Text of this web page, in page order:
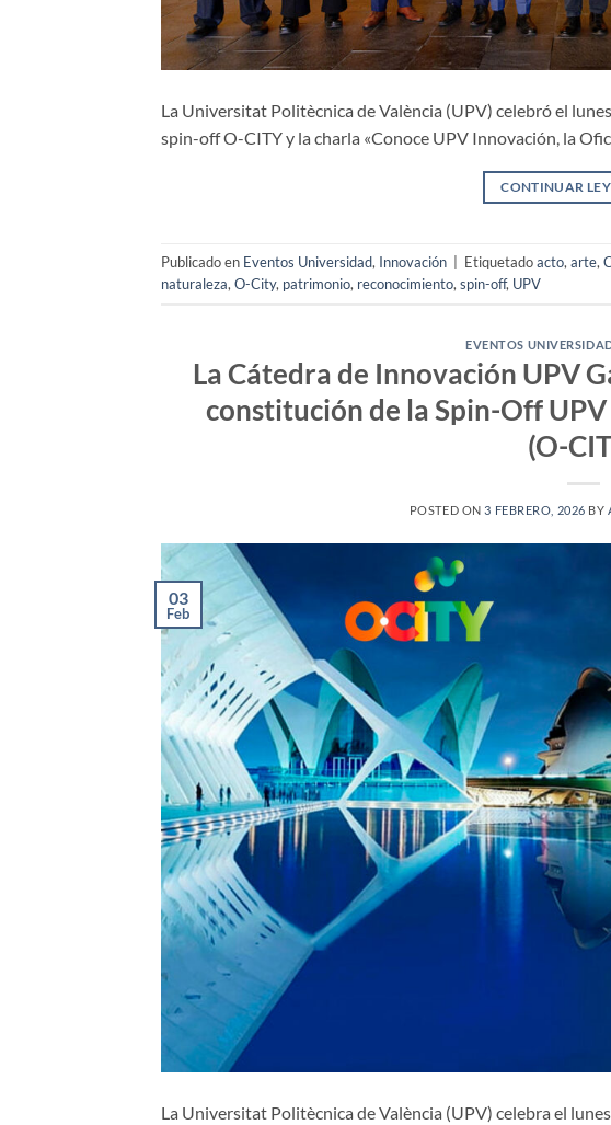
La Universitat Politècnica de València (UPV) celebró el
spin-off O-CITY y la charla «Conoce UPV Innovación, la
CONTINUAR
Publicado en Eventos Universidad, Innovación Etiquetadoacto, arte,
naturaleza, O-City, patrimonio, reconocimiento, spin-off, UPV
EVENTOS
La Cátedra de Innovación UPV
constitución de la Spin-Off UPV
(O-
POSTED ON3 FEBRERO, 2026 BY
03
Feb
La Universitat Politècnica de València (UPV) celebra el